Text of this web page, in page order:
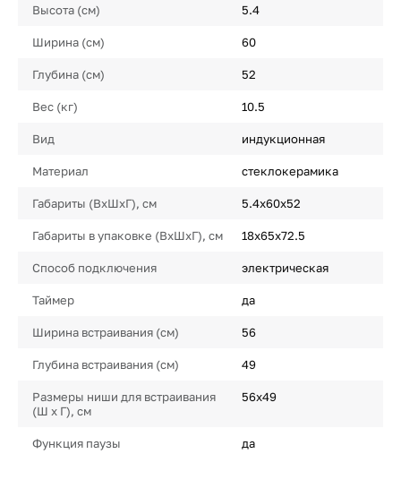
Высота (см) 5.4
Ширина (см) 60
Глубина (см) 52
Вес (кг) 10.5
Вид индукционная
Материал стеклокерамика
Габариты (ВхШхГ), см 5.4х60х52
Габариты в упаковке (ВхШхГ), см 18х65х72.5
Способ подключения электрическая
Таймер да
Ширина встраивания (см) 56
Глубина встраивания (см) 49
Размеры ниши для встраивания
(Ш х Г), см
56х49
Функция паузы да